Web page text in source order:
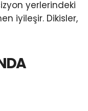
yerlerindeki
iyileşir. Dikisler,